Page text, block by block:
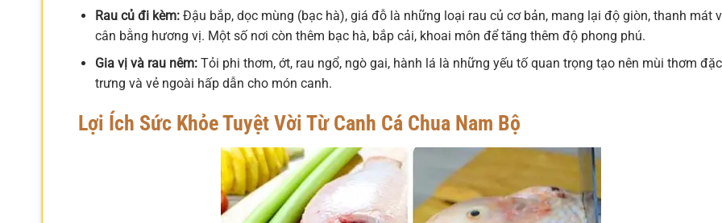
Rau củ đi kèm:Đậu bắp, dọc mùng (bạc hà), giá đỗ là những loại rau củ cơ bản, mang lại độ giòn, thanh mát
cân bằng hương vị. Một số nơi còn thêm bạc hà, bắp cải, khoai môn để tăng thêm độ phong phú.
Gia vị và rau nêm:Tỏi phi thơm, ớt, rau ngổ, ngò gai, hành lá là những yếu tố quan trọng tạo nên mùi thơm đặc
trưng và vẻ ngoài hấp dẫn cho món canh.
Lợi Ích Sức Khỏe Tuyệt Vời Từ Canh Cá Chua Nam Bộ